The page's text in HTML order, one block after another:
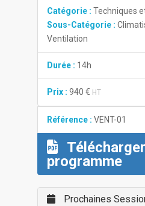
Catégorie : Techniques
Sous-Catégorie :
Ventilation
Durée : 14h
Prix : 940 € HT
Référence : VENT-01
programme
Prochaines